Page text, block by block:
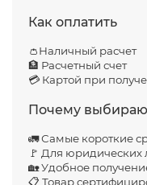
Как оплатить
👛Наличный расчет
🏦 Расчетный счет
💳 Картой при
Почему
🚛 Самые короткие
🚩 Для
🏡 Удобное
📋 Товар